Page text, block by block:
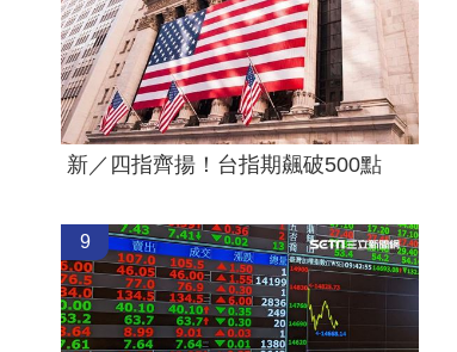
新／四指齊揚！台指期飆破500點
9